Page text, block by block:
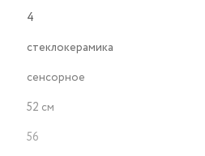
4
стеклокерамика
сенсорное
52 см
56